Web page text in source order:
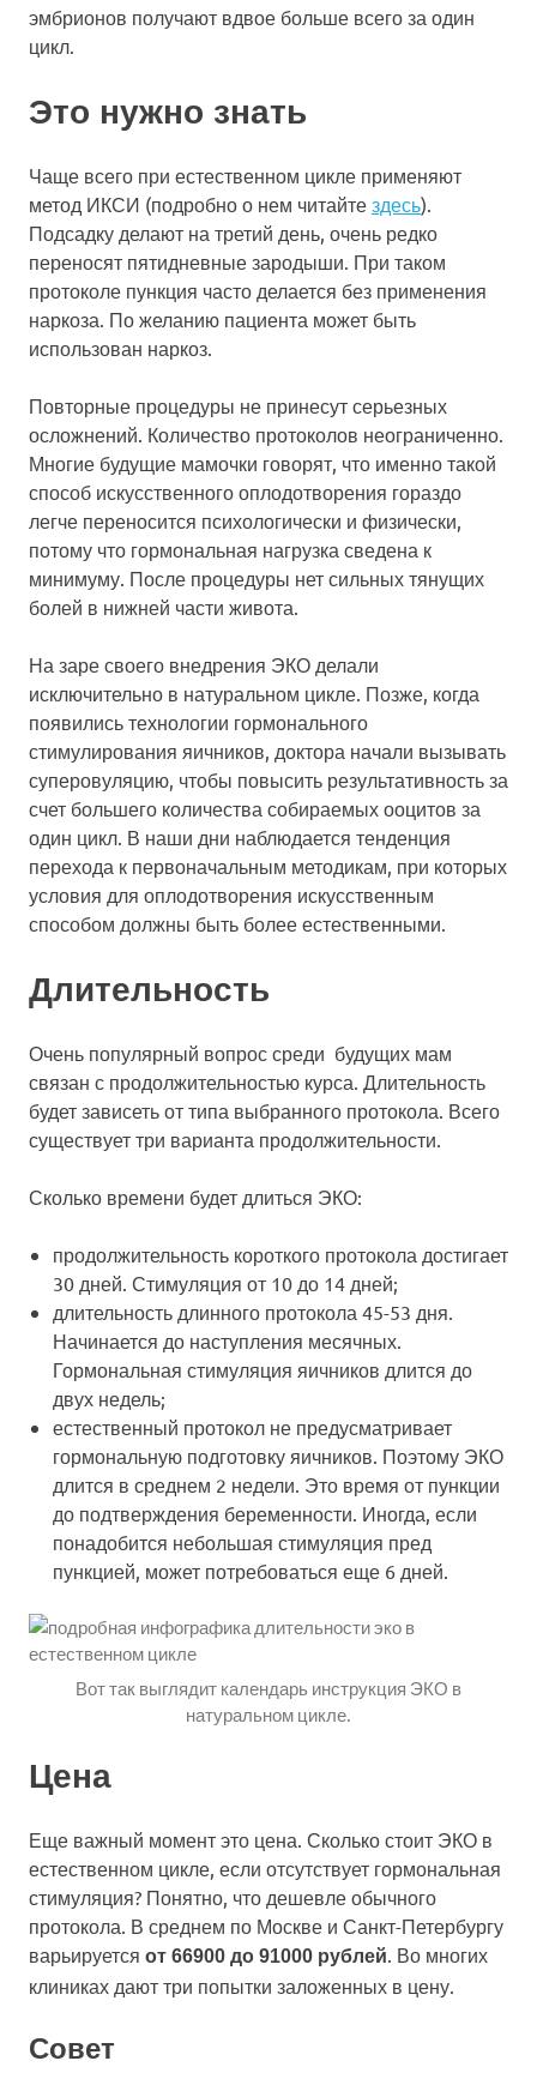
эмбрионов получают вдвое больше всего за один
цикл.
Это нужно знать
Чаще всего при естественном цикле применяют
метод ИКСИ (подробно о нем читайте здесь).
Подсадку делают на третий день, очень редко
переносят пятидневные зародыши. При таком
протоколе пункция часто делается без применения
наркоза. По желанию пациента может быть
использован наркоз.
Повторные процедуры не принесут серьезных
осложнений. Количество протоколов неограниченно.
Многие будущие мамочки говорят, что именно такой
способ искусственного оплодотворения гораздо
легче переносится психологически и физически,
потому что гормональная нагрузка сведена к
минимуму. После процедуры нет сильных тянущих
болей в нижней части живота.
На заре своего внедрения ЭКО делали
исключительно в натуральном цикле. Позже, когда
появились технологии гормонального
стимулирования яичников, доктора начали вызывать
суперовуляцию, чтобы повысить результативность за
счет большего количества собираемых ооцитов за
один цикл. В наши дни наблюдается тенденция
перехода к первоначальным методикам, при которых
условия для оплодотворения искусственным
способом должны быть более естественными.
Длительность
Очень популярный вопрос среди будущих мам
связан с продолжительностью курса. Длительность
будет зависеть от типа выбранного протокола. Всего
существует три варианта продолжительности.
Сколько времени будет длиться ЭКО:
продолжительность короткого протокола достигает
30 дней. Стимуляция от 10 до 14 дней;
длительность длинного протокола 45-53 дня.
Начинается до наступления месячных.
Гормональная стимуляция яичников длится до
двух недель;
естественный протокол не предусматривает
гормональную подготовку яичников. Поэтому ЭКО
длится в среднем 2 недели. Это время от пункции
до подтверждения беременности. Иногда, если
понадобится небольшая стимуляция пред
пункцией, может потребоваться еще 6 дней.
Вот так выглядит календарь инструкция ЭКО в
натуральном цикле.
Цена
Еще важный момент это цена. Сколько стоит ЭКО в
естественном цикле, если отсутствует гормональная
стимуляция? Понятно, что дешевле обычного
протокола. В среднем по Москве и Санкт-Петербургу
варьируется от 66900 до 91000 рублей. Во многих
клиниках дают три попытки заложенных в цену.
Совет